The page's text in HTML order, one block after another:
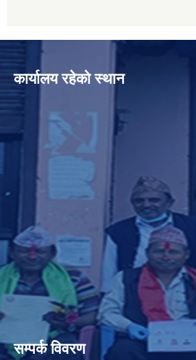
कार्यालय रहेको स्थान
सम्पर्क विवरण